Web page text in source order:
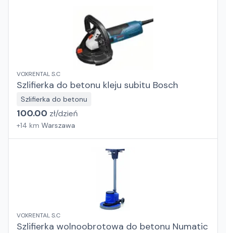
VOXRENTAL S.C
Szlifierka do betonu kleju subitu Bosch
Szlifierka do betonu
100.00 zł/dzień
+14 km Warszawa
VOXRENTAL S.C
Szlifierka wolnoobrotowa do betonu Numatic